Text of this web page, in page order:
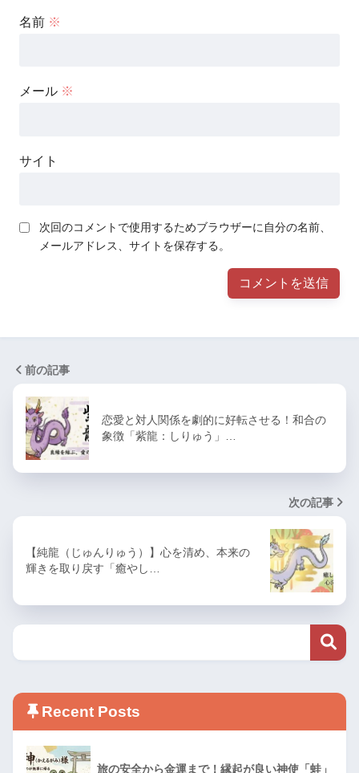
名前 ※
メール ※
サイト
次回のコメントで使用するためブラウザーに自分の名前、
メールアドレス、サイトを保存する。
前の記事
恋愛と対人関係を劇的に好転させる！和合の
象徴「紫龍：しりゅう」…
次の記事
【純龍（じゅんりゅう）】心を清め、本来の
輝きを取り戻す「癒やし…
Recent Posts
旅の安全から金運まで！縁起が良い神使「蛙」